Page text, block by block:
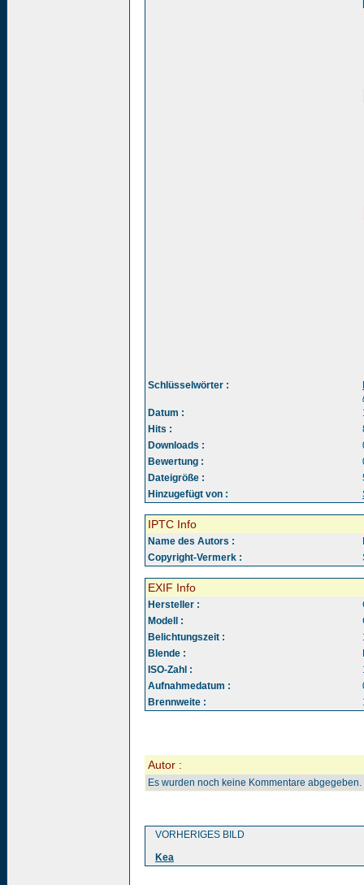
Schlüsselwörter :
Datum :
Hits :
Downloads :
Bewertung :
Dateigröße :
Hinzugefügt von :
IPTC Info
Name des Autors :
Copyright-Vermerk :
EXIF Info
Hersteller :
Modell :
Belichtungszeit :
Blende :
ISO-Zahl :
Aufnahmedatum :
Brennweite :
Autor :
Es wurden noch keine Kommentare abgegeben.
VORHERIGES BILD
Kea